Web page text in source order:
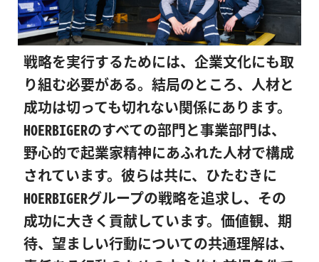
戦略を実行するためには、企業文化にも取
り組む必要がある。結局のところ、人材と
成功は切っても切れない関係にあります。
HOERBIGERのすべての部門と事業部門は、
野心的で起業家精神にあふれた人材で構成
されています。彼らは共に、ひたむきに
HOERBIGERグループの戦略を追求し、その
成功に大きく貢献しています。価値観、期
待、望ましい行動についての共通理解は、